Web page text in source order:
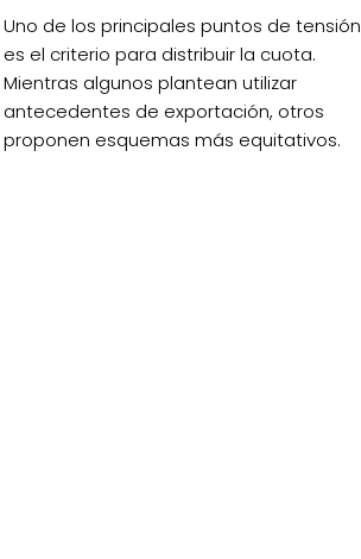
Uno de los principales puntos de tensión
es el criterio para distribuir la cuota.
Mientras algunos plantean utilizar
antecedentes de exportación, otros
proponen esquemas más equitativos.